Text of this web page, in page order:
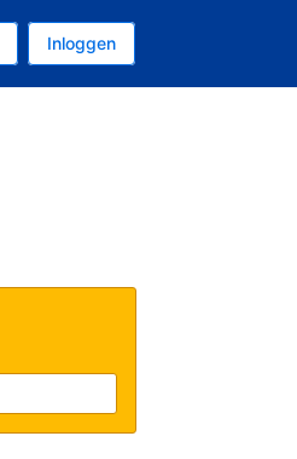
Inloggen